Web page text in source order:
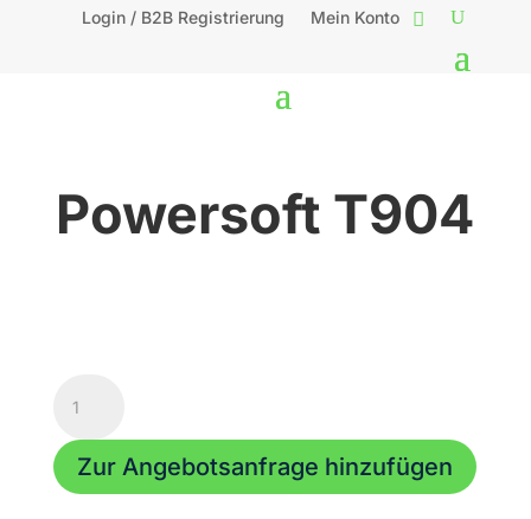
Login / B2B Registrierung Mein Konto
Powersoft T904
T904
Menge
Zur Angebotsanfrage hinzufügen